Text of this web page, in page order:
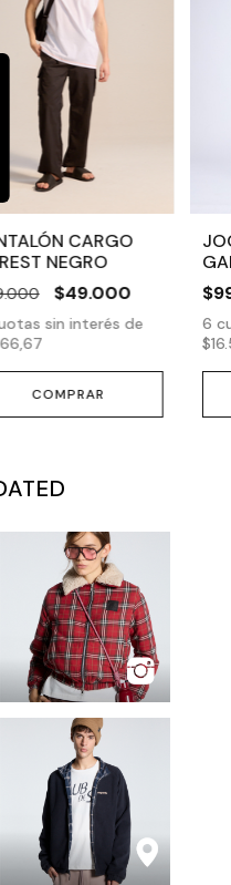
CARGO
NEGRO
$49.000
sin interés de
COMPRAR
6